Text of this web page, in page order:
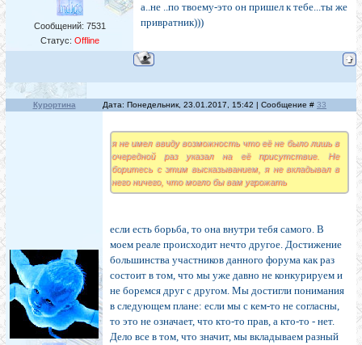
Сообщений: 7531
Статус: Offline
а..не ..по твоему-это он пришел к тебе...ты же
привратник)))
Курортина Дата: Понедельник, 23.01.2017, 15:42 | Сообщение # 33
я не имел ввиду возможность что её не было лишь в
очередной раз указал на её присутствие. Не
боритесь с этим высказыванием, я не вкладывал в
него ничего, что могло бы вам угрожать
если есть борьба, то она внутри тебя самого. В
моем реале происходит нечто другое. Достижение
большинства участников данного форума как раз
состоит в том, что мы уже давно не конкурируем и
не боремся друг с другом. Мы достигли понимания
в следующем плане: если мы с кем-то не согласны,
то это не означает, что кто-то прав, а кто-то - нет.
Дело все в том, что значит, мы вкладываем разный